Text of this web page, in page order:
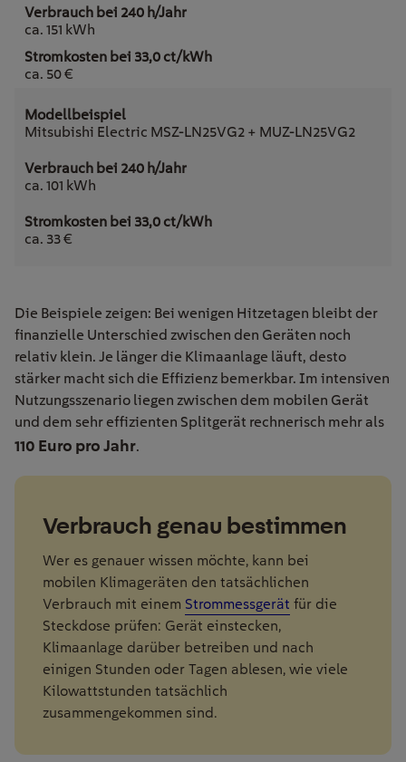
ca. 151 kWh
ca. 50 €
Mitsubishi Electric MSZ-LN25VG2 + MUZ-LN25VG2
ca. 101 kWh
ca. 33 €
Die Beispiele zeigen: Bei wenigen Hitzetagen bleibt der
finanzielle Unterschied zwischen den Geräten noch
relativ klein. Je länger die Klimaanlage läuft, desto
stärker macht sich die Effizienz bemerkbar. Im intensiven
Nutzungsszenario liegen zwischen dem mobilen Gerät
und dem sehr effizienten Splitgerät rechnerisch mehr als
110 Euro pro Jahr.
Verbrauch genau bestimmen
Wer es genauer wissen möchte, kann bei
mobilen Klimageräten den tatsächlichen
Verbrauch mit einem Strommessgerät für die
Steckdose prüfen: Gerät einstecken,
Klimaanlage darüber betreiben und nach
einigen Stunden oder Tagen ablesen, wie viele
Kilowattstunden tatsächlich
zusammengekommen sind.